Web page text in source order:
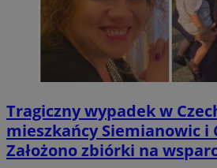
Tragiczny wypadek w
mieszkańcy Siemianowic i
Założono zbiórki na